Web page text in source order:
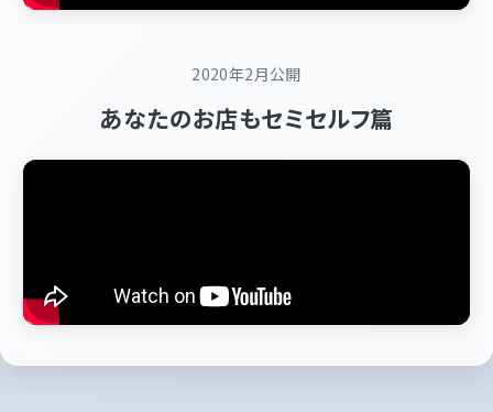
2020年2月公開
あなたのお店もセミセルフ篇